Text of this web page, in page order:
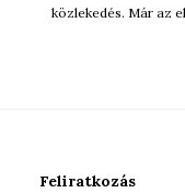
közlekedés. Már az
Feliratkozás